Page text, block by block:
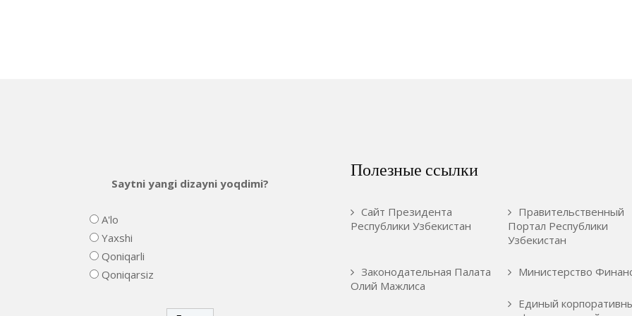
Saytni yangi dizayni yoqdimi?
A'lo
Yaxshi
Qoniqarli
Qoniqarsiz
Полезные ссылки
Сайт Президента
Республики Узбекистан
Правительственный
Портал Республики
Узбекистан
Законодательная Палата
Олий Мажлиса
Министерство
Единый